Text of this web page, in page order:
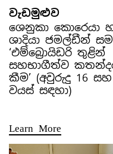
වැඩමුළුව
ශෙනුකා කොරෙයා
ශාදියා ජමල්ඩීන්
‘එම්බ්‍රොයිඩරි තුළින්
සහභාගීත්ව
කීම’ (අවුරුදු 16
වයස් සඳහා)
Learn More